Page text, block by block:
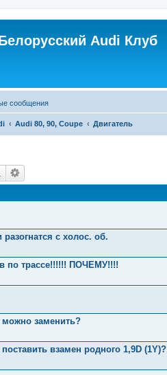
Audi Клуб
сообщения
Audi 80, 90, Coupe Двигатель
с холос. об.
по трассе!!!!!! ПОЧЕМУ!!!!
можно заменить?
взамен родного 1,9D (1Y)?